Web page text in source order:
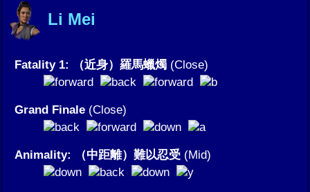
Li Mei
Fatality 1: （近身）羅馬蠟燭 (Close)
Grand Finale (Close)
Animality: （中距離）難以忍受 (Mid)